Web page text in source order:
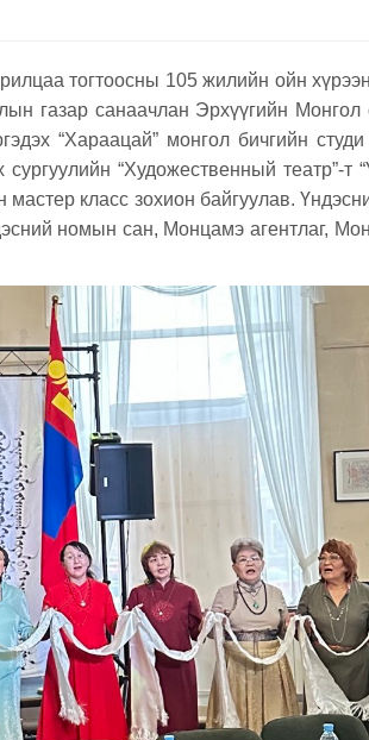
тогтоосны 105 жилийн ойн
газар санаачлан Эрхүүгийн
“Хараацай” монгол бичгийн
“Художественный театр”-т
класс зохион байгуулав.
номын сан, Монцамэ агентлаг,